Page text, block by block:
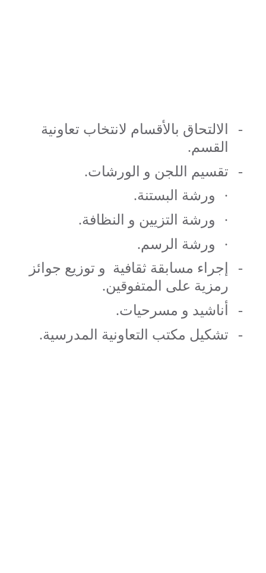
-
الالتحاق بالأقسام لانتخاب تعاونية
القسم.
-
تقسيم اللجن و الورشات.
·
ورشة البستنة.
·
ورشة التزيين و النظافة.
·
ورشة الرسم.
-
إجراء مسابقة ثقافية و توزيع جوائز
رمزية على المتفوقين.
-
أناشيد و مسرحيات.
-
تشكيل مكتب التعاونية المدرسية.